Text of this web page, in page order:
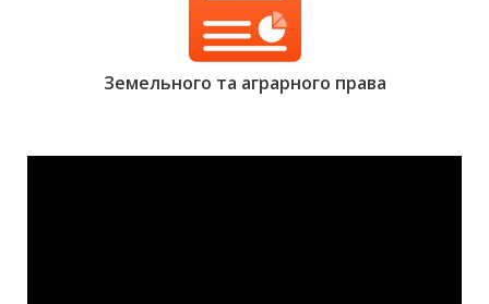
Земельного та аграрного права